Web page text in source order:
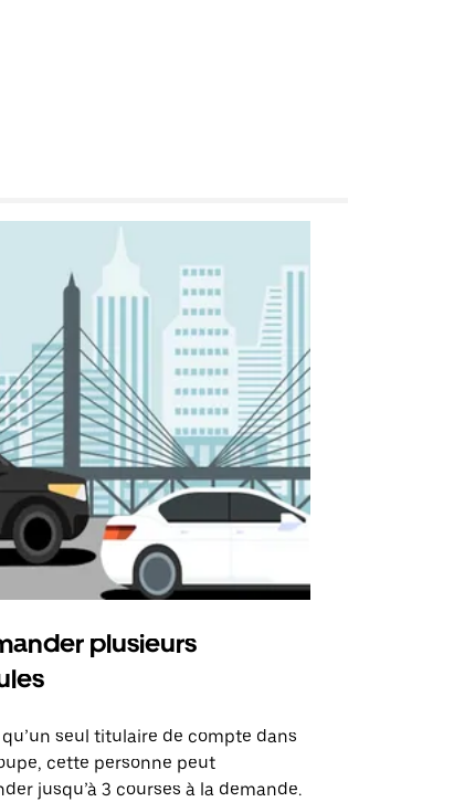
plusieurs
qu’un seul titulaire de compte dans
cette personne peut
jusqu’à 3 courses à la demande.